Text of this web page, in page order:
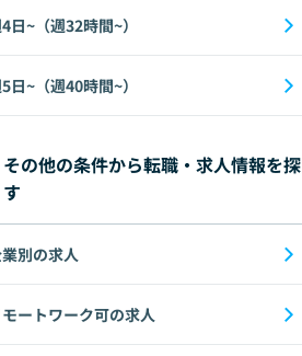
日~（週32時間~）
日~（週40時間~）
その他の条件から転職・求人情報を探
す
別の求人
モートワーク可の求人